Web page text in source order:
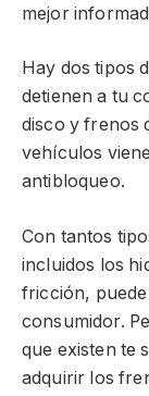
mejor
Hay dos tipos
detienen a tu
disco y frenos
vehículos
antibloqueo.
Con tantos
incluidos los
fricción,
consumidor.
que existen te
adquirir los